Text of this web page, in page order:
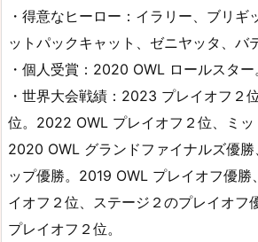
・得意なヒーロー：イラリー、ブリギ
ットパックキャット、ゼニヤッタ、バ
・個人受賞：2020 OWL ロールスター
・世界大会戦績：2023 プレイオフ２
位。2022 OWL プレイオフ２位、ミッ
2020 OWL グランドファイナルズ優勝
ップ優勝。2019 OWL プレイオフ優勝
イオフ２位、ステージ２のプレイオフ
プレイオフ２位。